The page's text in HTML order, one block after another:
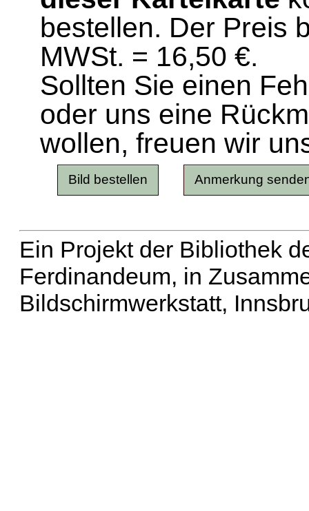
bestellen. Der Preis
MWSt. = 16,50 €.
Sollten Sie einen
oder uns eine
wollen, freuen wir
Ein Projekt der Bibliothek
Ferdinandeum, in
Bildschirmwerkstatt,